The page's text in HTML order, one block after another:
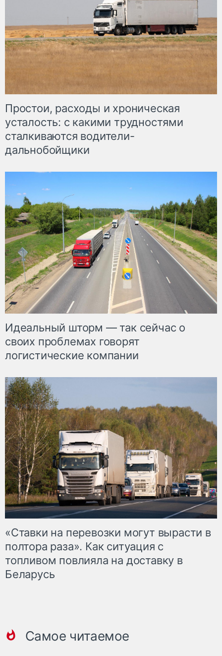
Простои, расходы и хроническая
усталость: с какими трудностями
сталкиваются водители-
дальнобойщики
Идеальный шторм — так сейчас о
своих проблемах говорят
логистические компании
«Ставки на перевозки могут вырасти в
полтора раза». Как ситуация с
топливом повлияла на доставку в
Беларусь
Самое читаемое